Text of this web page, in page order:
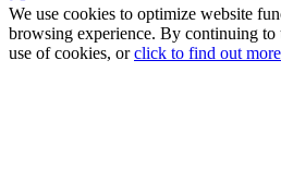
We use cookies to optimize website
browsing experience. By continuing to
use of cookies, orclick to find out more